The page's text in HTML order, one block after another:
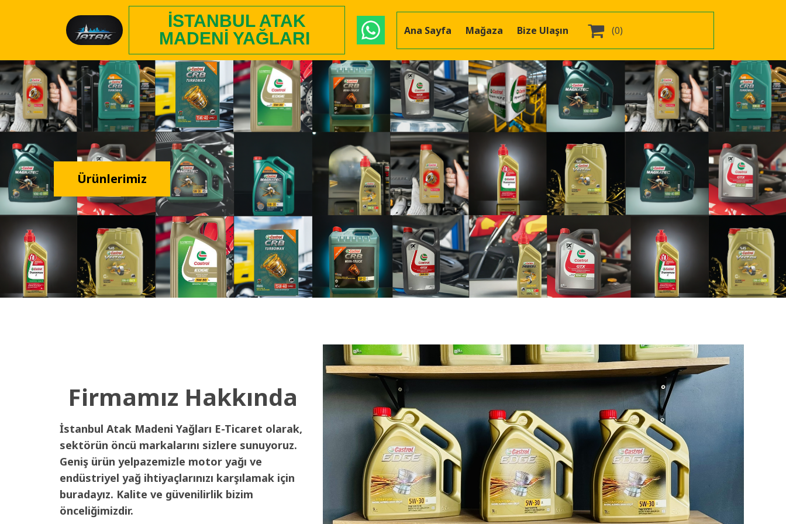
İSTANBUL ATAK
MADENI YAĞLARI
Ana Sayfa Mağaza Bize Ulaşın  (0)
Ürünlerimiz
Firmamız Hakkında
İstanbul Atak Madeni Yağları E-Ticaret olarak,
sektörün öncü markalarını sizlere sunuyoruz.
Geniş ürün yelpazemizle motor yağı ve
endüstriyel yağ ihtiyaçlarınızı karşılamak için
buradayız. Kalite ve güvenilirlik bizim
önceliğimizdir.